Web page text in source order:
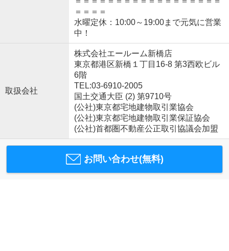
＝＝＝＝
水曜定休：10:00～19:00まで元気に営業
中！
取扱会社
株式会社エールーム新橋店
東京都港区新橋１丁目16-8 第3西欧ビル
6階
TEL:03-6910-2005
国土交通大臣 (2) 第9710号
(公社)東京都宅地建物取引業協会
(公社)東京都宅地建物取引業保証協会
(公社)首都圏不動産公正取引協議会加盟
お問い合わせ(無料)